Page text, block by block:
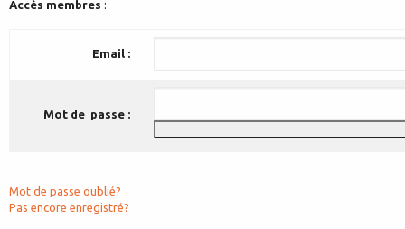
Accès membres :
Email :
Mot de passe :
Mot de passe oublié?
Pas encore enregistré?